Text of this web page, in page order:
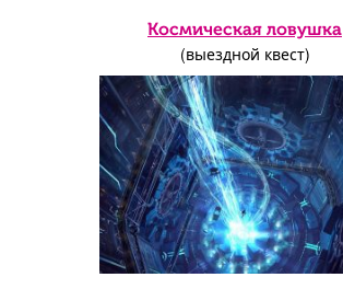
Космическая ловушка
(выездной квест)